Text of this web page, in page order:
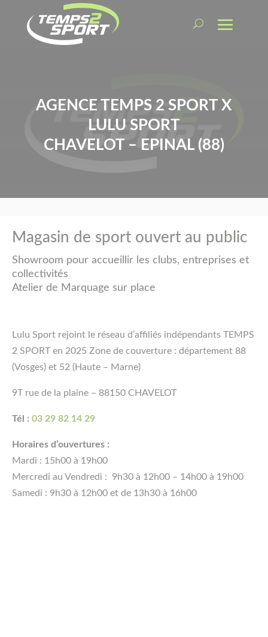
AGENCE TEMPS 2 SPORT X
LULU SPORT
CHAVELOT – EPINAL (88)
Magasin de sport ouvert au public
Showroom pour accueillir les clubs, entreprises et
collectivités
Atelier de Marquage sur place
Lulu Sport rejoint le réseau d’affiliés indépendants TEMPS
2 SPORT en 2025 Zone de couverture : département 88
(Vosges) et 52 (Haute – Marne)
9T rue de la plaine – 88150 CHAVELOT
Tél : 03 29 82 14 29
Horaires d’ouvertures :
Mardi : 15h00 à 19h00
Mercredi au Vendredi : 9h30 à 12h00 – 14h00 à 19h00
Samedi : 9h30 à 12h00 et de 13h30 à 16h00